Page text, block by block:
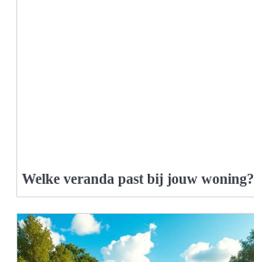
Welke veranda past bij jouw woning?